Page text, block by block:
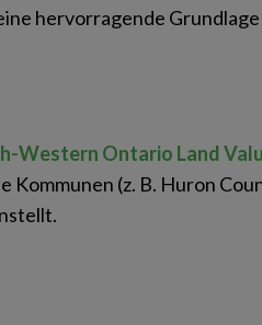
hervorragende
Western Ontario Land
Kommunen (z. B. Huron